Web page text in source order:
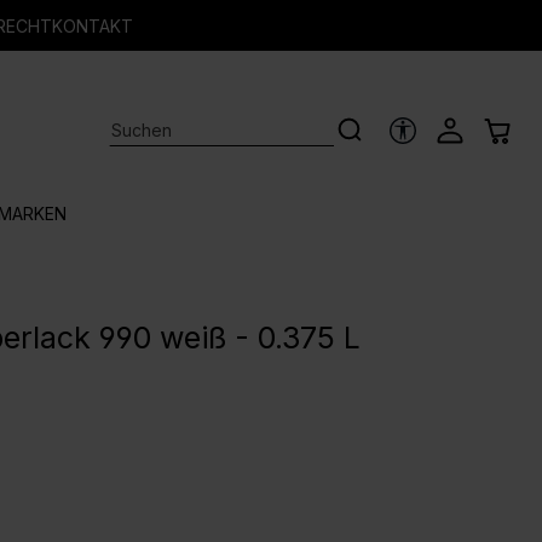
KONTAKT
HILFSTOOLS
MARKEN
990 weiß - 0.375 L